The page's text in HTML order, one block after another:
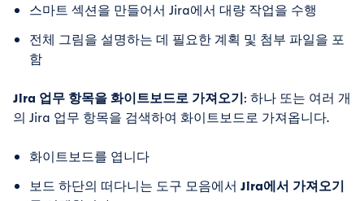
스마트 섹션을 만들어서 Jira에서 대량 작업을 수행
전체 그림을 설명하는 데 필요한 계획 및 첨부 파일을 포
함
Jira 업무 항목을 화이트보드로 가져오기: 하나 또는 여러 개
의 Jira 업무 항목을 검색하여 화이트보드로 가져옵니다.
화이트보드를 엽니다
보드 하단의 떠다니는 도구 모음에서 Jira에서 가져오기